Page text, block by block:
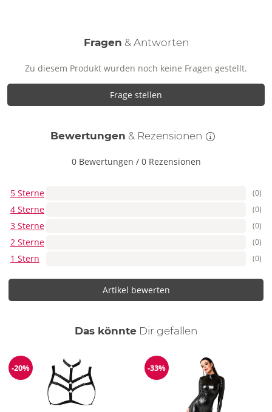
Fragen & Antworten
Zu diesem Produkt wurden noch keine Fragen gestellt.
Frage stellen
Bewertungen & Rezensionen
0 Bewertungen / 0 Rezensionen
5 Sterne (0)
4 Sterne (0)
3 Sterne (0)
2 Sterne (0)
1 Stern (0)
Artikel bewerten
Das könnte Dir auch
gefallen
Reduzierung
-20% Reduzierung
-33%